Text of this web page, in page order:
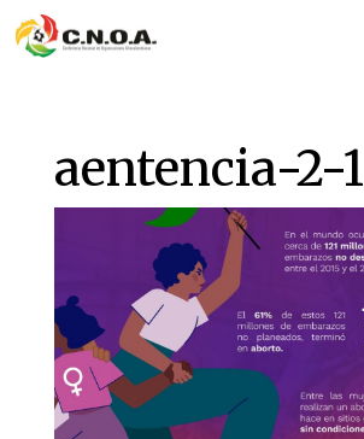
aentencia-2-1